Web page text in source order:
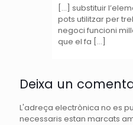
[…] substituir
pots utilitzar per
negoci funcioni
que el fa […]
Deixa un
L'adreça electrònica no es
necessaris estan marcats